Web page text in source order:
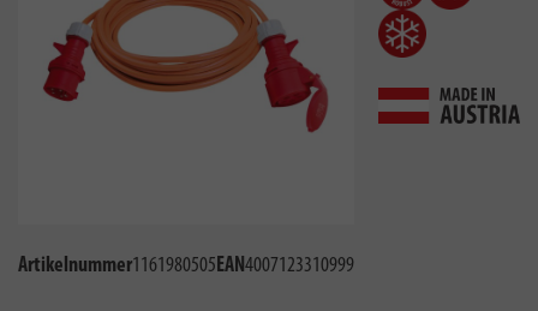
Artikelnummer1161980505EAN4007123310999